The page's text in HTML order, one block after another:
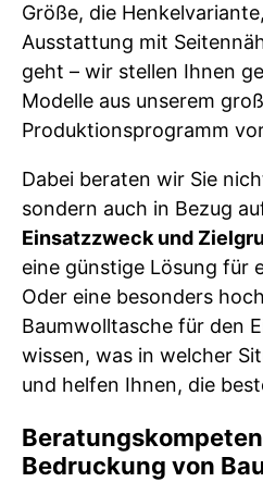
Größe, die
Ausstattung mit
geht – wir stellen Ihnen
Modelle aus unserem
Produktionsprogramm
Dabei beraten wir Sie
sondern auch in Bezug
Einsatzzweck und
eine günstige Lösung für
Oder eine besonders
Baumwolltasche für den
wissen, was in welcher
und helfen Ihnen, die
Bedruckung von